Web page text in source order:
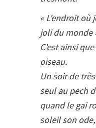
« L'endroit où
joli du monde
C'est ainsi
oiseau.
Un soir de
seul au pech
quand le gai
soleil son ode,